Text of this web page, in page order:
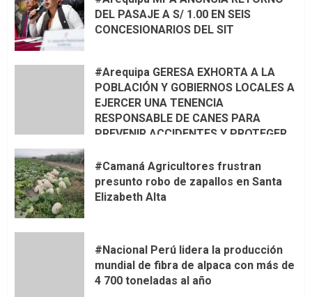
DEL PASAJE A S/ 1.00 EN SEIS
CONCESIONARIOS DEL SIT
#Arequipa GERESA EXHORTA A LA
POBLACIÓN Y GOBIERNOS LOCALES A
EJERCER UNA TENENCIA
RESPONSABLE DE CANES PARA
PREVENIR ACCIDENTES Y PROTEGER
#Camaná Agricultores frustran
presunto robo de zapallos en Santa
Elizabeth Alta
#Nacional Perú lidera la producción
mundial de fibra de alpaca con más de
4 700 toneladas al año